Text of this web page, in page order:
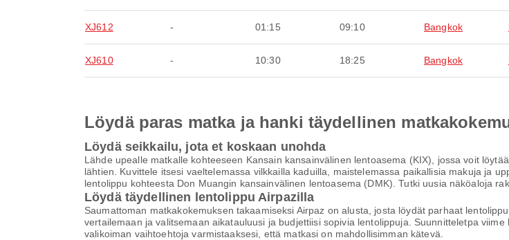
XJ612 - 01:15 09:10 Bangkok
XJ610 - 10:30 18:25 Bangkok
Löydä paras matka ja hanki täydellinen
Löydä seikkailu, jota et koskaan unohda
Lähde upealle matkalle kohteeseen Kansain kansainvälinen lentoasema (KIX), jossa voit
lähtien. Kuvittele itsesi vaeltelemassa vilkkailla kaduilla, maistelemassa paikallisia makuja ja
lentolippu kohteesta Don Muangin kansainvälinen lentoasema (DMK). Tutki uusia näköaloja
Löydä täydellinen lentolippu Airpazilla
Saumattoman matkakokemuksen takaamiseksi Airpaz on alusta, josta löydät parhaat
vertailemaan ja valitsemaan aikatauluusi ja budjettiisi sopivia lentolippuja. Suunnitteletpa
valikoiman vaihtoehtoja varmistaaksesi, että matkasi on mahdollisimman kätevä.